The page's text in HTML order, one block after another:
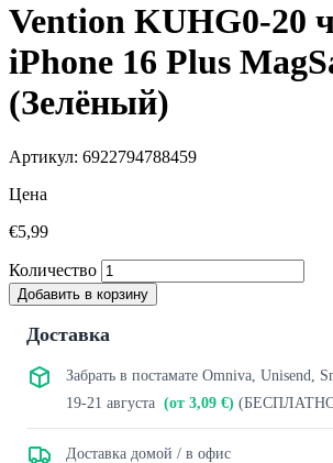
Vention KUHG0-20
iPhone 16 Plus
(Зелёный)
Артикул: 6922794788459
Цена
€5,99
Количество
Добавить в корзину
Доставка
Забрать в постамате Omniva, Unisend,
19-21 августа (от 3,09 €) (БЕСПЛАТНО
Доставка домой / в офис